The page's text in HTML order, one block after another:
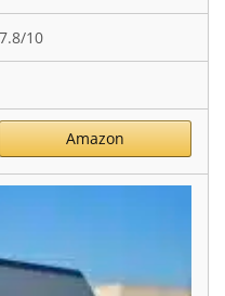
7.8/10
Amazon